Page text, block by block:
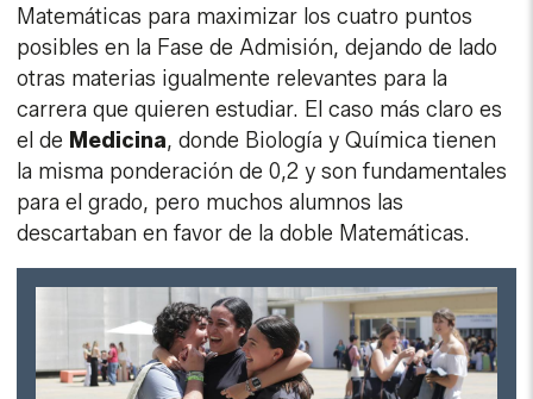
Matemáticas para maximizar los cuatro puntos
posibles en la Fase de Admisión, dejando de lado
otras materias igualmente relevantes para la
carrera que quieren estudiar. El caso más claro es
el de Medicina, donde Biología y Química tienen
la misma ponderación de 0,2 y son fundamentales
para el grado, pero muchos alumnos las
descartaban en favor de la doble Matemáticas.